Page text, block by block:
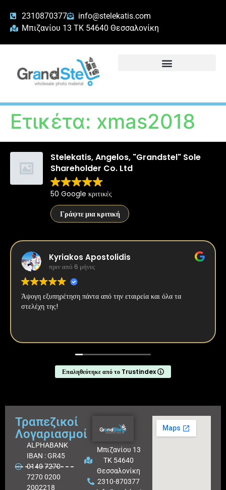
2310870377
info@stelekatis.com
Μπιζανίου 13 ΤΚ 54640 Θεσσαλονίκη
Ετικέτα: xmas2018
Stelekatis, Angelos, "Grandstel" Sole
Shareholder Co. Ltd
50 Google κριτικές
Γράψτε μια κριτική
Kyriakos Apostolidis
πριν από 6 μήνες
Άψογη εξυπηρέτηση πάντα από την εταιρεία και όλα τα
στελέχη της!
Επαληθεύτηκε από το Trustindex
Τραπεζικοί
Λογαριασμοί
ALPHABANK
IBAN : GR45
0140 7270
7270 0200
2002218
Μπιζανίου 13
ΤΚ 54640
Θεσσαλονίκη
2310-870377